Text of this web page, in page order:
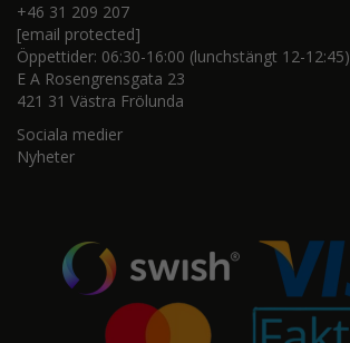
+46 31 209 207
[email protected]
Öppettider: 06:30-16:00 (lunchstängt 12-12:45)
E A Rosengrensgata 23
421 31 Västra Frölunda
Sociala medier
Nyheter